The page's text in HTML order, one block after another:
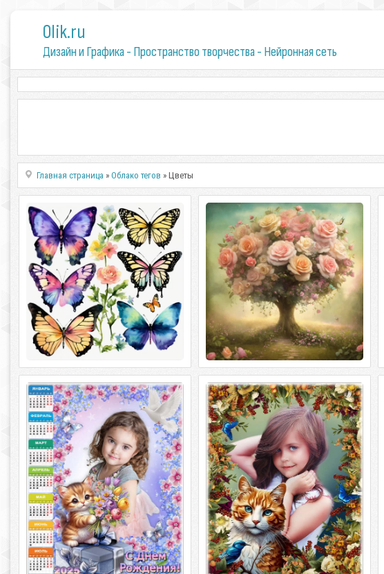
0lik.ru
Дизайн и Графика - Пространство творчества - Нейронная сеть
Главная страница »Облако тегов » Цветы
Тропические бабочки среди зелени
Волшебное дерево в круге
красоты
Календарь на 2025 год с
фоторамкой для детей - 2025
Любимый праздник
Календарь на 2025 год с фоторамкой
для детей - 2025 Любимый праздник
PSD | 4961 х 3508 | 300 dpi |
Осенняя рамка для фотошопа -
Портрет с котом
Осенняя рамка для фотошопа -
Портрет с котом PSD | 4961 х 3508 |
300 dpi | 205 Mb Автор: sharov08